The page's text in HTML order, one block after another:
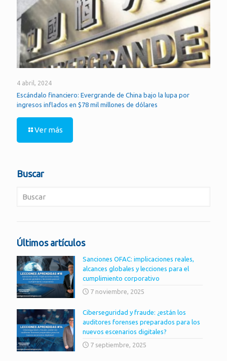
4 abril, 2024
Escándalo financiero: Evergrande de China bajo la lupa por
ingresos inflados en $78 mil millones de dólares
Ver más
Buscar
Últimos artículos
Sanciones OFAC: implicaciones reales,
alcances globales y lecciones para el
cumplimiento corporativo
7 noviembre, 2025
Ciberseguridad y fraude: ¿están los
auditores forenses preparados para los
nuevos escenarios digitales?
7 septiembre, 2025